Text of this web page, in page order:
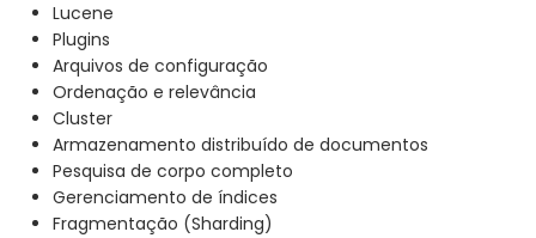
Lucene
Plugins
Arquivos de configuração
Ordenação e relevância
Cluster
Armazenamento distribuído de documentos
Pesquisa de corpo completo
Gerenciamento de índices
Fragmentação (Sharding)